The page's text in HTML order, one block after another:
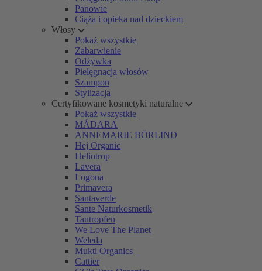
Panowie
Ciąża i opieka nad dzieckiem
Włosy
Pokaż wszystkie
Zabarwienie
Odżywka
Pielęgnacja włosów
Szampon
Stylizacja
Certyfikowane kosmetyki naturalne
Pokaż wszystkie
MÁDARA
ANNEMARIE BÖRLIND
Hej Organic
Heliotrop
Lavera
Logona
Primavera
Santaverde
Sante Naturkosmetik
Tautropfen
We Love The Planet
Weleda
Mukti Organics
Cattier